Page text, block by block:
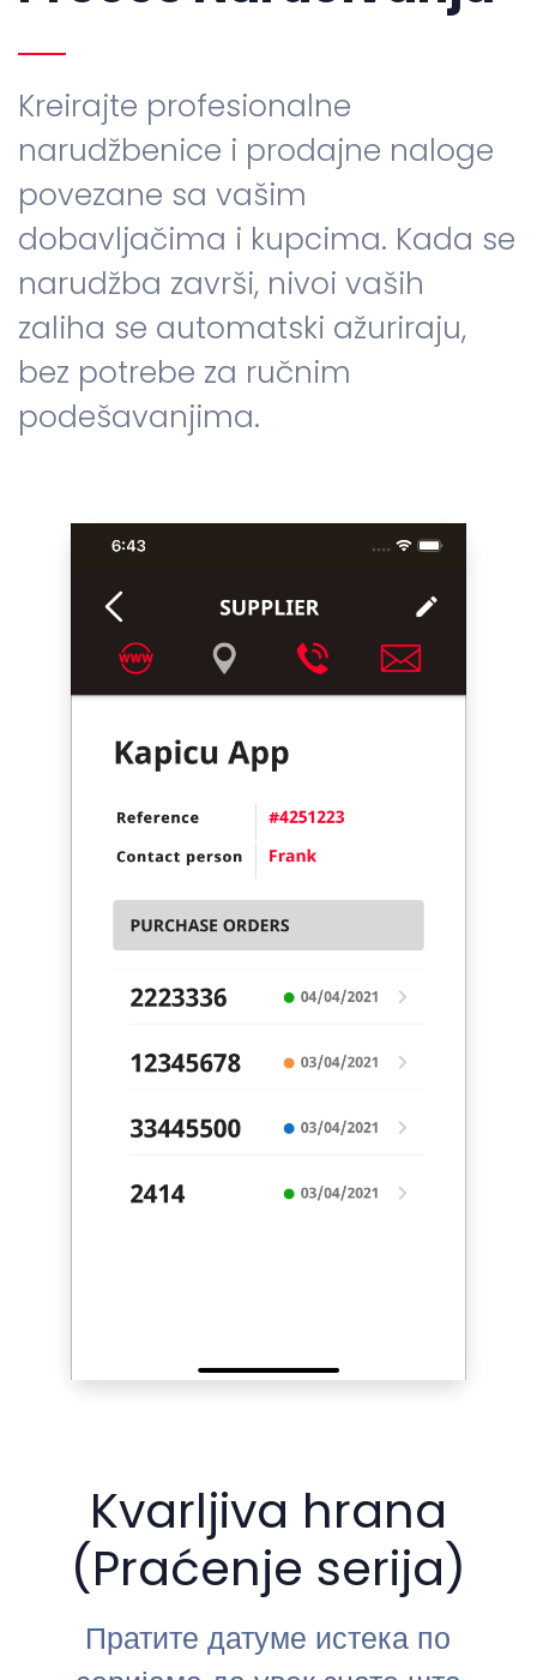
Kreirajte profesionalne
narudžbenice i prodajne naloge
povezane sa vašim
dobavljačima i kupcima. Kada se
narudžba završi, nivoi vaših
zaliha se automatski ažuriraju,
bez potrebe za ručnim
podešavanjima.
Kvarljiva hrana
(Praćenje serija)
Пратите датуме истека по